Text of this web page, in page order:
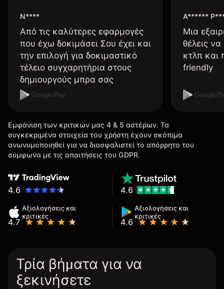
N****
Από τις καλύτερες εφαρμογές
που έχω δοκιμάσει Σου έχει και
την επιλογή για δοκιμαστικό
τέλειο συγχαρητήρια στους
δημιουργούς μπρα σας
A******
Μια
θέλεις
κτλπ και
friendly
Εμφάνιση των κριτικών μας 4 & 5 αστέρων. Τα
συγκεκριμένα στοιχεία του χρήστη έχουν σκόπιμα
ανωνυμοποιηθεί για να διασφαλιστεί το απόρρητο του
σύμφωνα με τις απαιτήσεις του GDPR.
4.6
Αξιολογήσεις και
κριτικές
4.7
Αξιολογήσεις και
κριτικές
4.6
4.6
Τρία βήματα για να
ξεκινήσετε